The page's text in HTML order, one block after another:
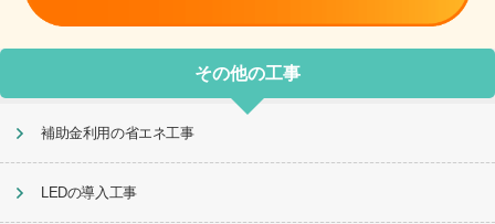
その他の工事
補助金利用の省エネ工事
LEDの導入工事